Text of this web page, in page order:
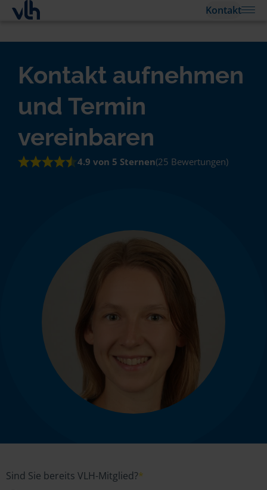
Kontakt
Kontakt aufnehmen
und Termin
vereinbaren
4.9 von 5 Sternen(25 Bewertungen)
Sind Sie bereits VLH-Mitglied?*